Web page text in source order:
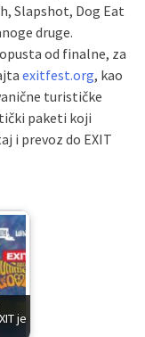
Slapshot, Dog Eat
druge.
od finalne, za
exitfest.org, kao
turističke
paketi koji
i prevoz do EXIT
je